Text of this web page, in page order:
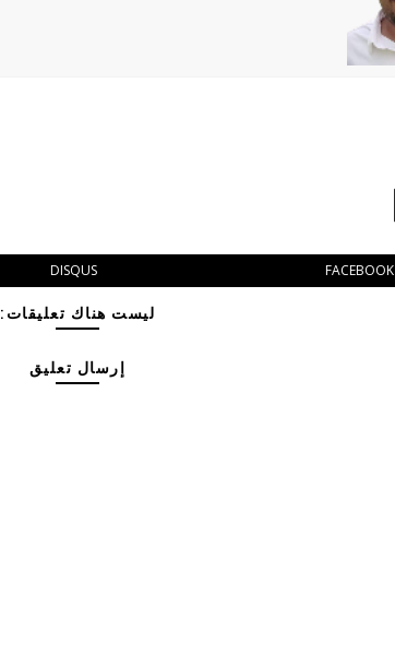
DISQUS FACEBOOK
ليست هناك تعليقات:
إرسال تعليق